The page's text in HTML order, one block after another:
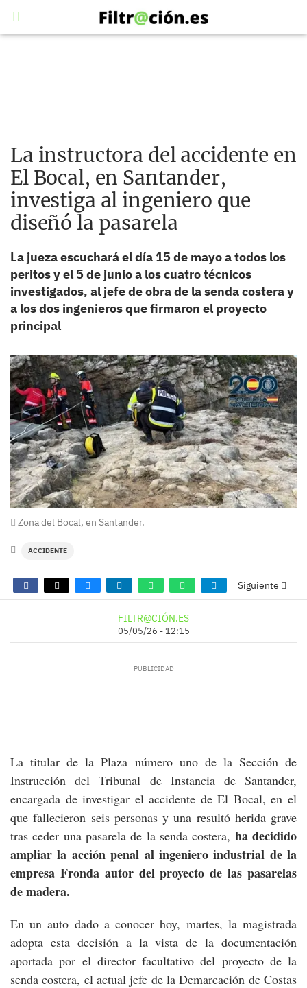
La instructora del accidente en
El Bocal, en Santander,
investiga al ingeniero que
diseñó la pasarela
La jueza escuchará el día 15 de mayo a todos los
peritos y el 5 de junio a los cuatro técnicos
investigados, al jefe de obra de la senda costera y
a los dos ingenieros que firmaron el proyecto
principal
Zona del Bocal, en Santander.
ACCIDENTE
Siguiente
FILTR@CIÓN.ES
05/05/26 - 12:15
La titular de la Plaza número uno de la Sección de
Instrucción del Tribunal de Instancia de Santander,
encargada de investigar el accidente de El Bocal, en el
que fallecieron seis personas y una resultó herida grave
tras ceder una pasarela de la senda costera, ha decidido
ampliar la acción penal al ingeniero industrial de la
empresa Fronda autor del proyecto de las pasarelas
de madera.
En un auto dado a conocer hoy, martes, la magistrada
adopta esta decisión a la vista de la documentación
aportada por el director facultativo del proyecto de la
senda costera, el actual jefe de la Demarcación de Costas